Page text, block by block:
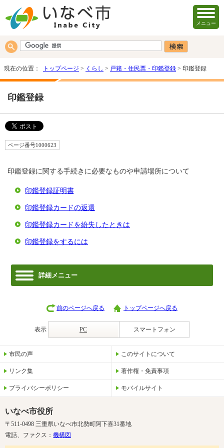
メニュー
現在の位置： トップページ > くらし > 戸籍・住民票・印鑑登録 > 印鑑登録
印鑑登録
ページ番号1000623
印鑑登録に関する手続きに必要なものや申請場所について
印鑑登録証明書
印鑑登録カードの返還
印鑑登録カードを紛失したときは
印鑑登録をするには
詳細メニュー
前のページへ戻る トップページへ戻る
表示 PC スマートフォン
市民の声 このサイトについて
リンク集 著作権・免責事項
プライバシーポリシー モバイルサイト
いなべ市役所
〒511-0498 三重県いなべ市北勢町阿下喜31番地
電話、ファクス： 機構図